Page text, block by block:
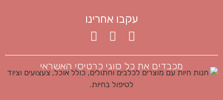
עקבו אחרינו
מכבדים את כל סוגי כרטיסי האשראי